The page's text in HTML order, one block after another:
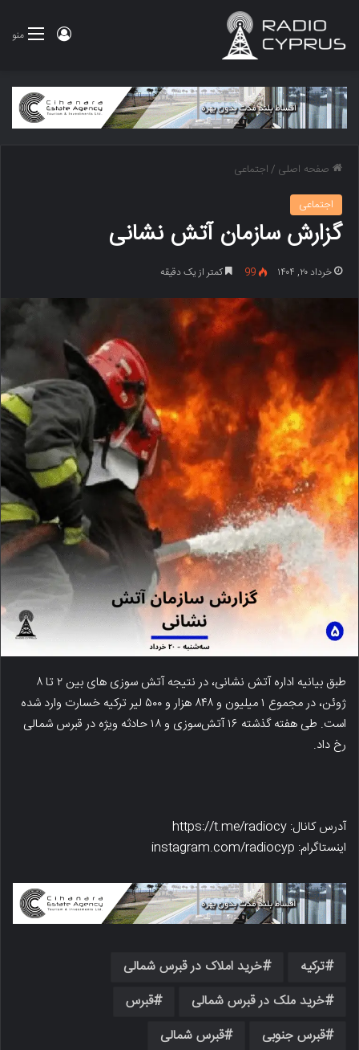
منو ورود
صفحه اصلی /اجتماعی
اجتماعی
گزارش سازمان آتش نشانی
خرداد ۲۰, ۱۴۰۴ 99 کمتر از یک دقیقه
طبق بیانیه اداره آتش نشانی، در نتیجه آتش سوزی های بین ۲ تا ۸
ژوئن، در مجموع ۱ میلیون و ۸۴۸ هزار و ۵۰۰ لیر ترکیه خسارت وارد شده
است. طی هفته گذشته ۱۶ آتش‌سوزی و ۱۸ حادثه ویژه در قبرس شمالی
رخ داد.
آدرس کانال: https://t.me/radiocy
اینستاگرام: instagram.com/radiocyp
ترکیه
خرید املاک در قبرس شمالی
خرید ملک در قبرس شمالی
قبرس
قبرس جنوبی
قبرس شمالی